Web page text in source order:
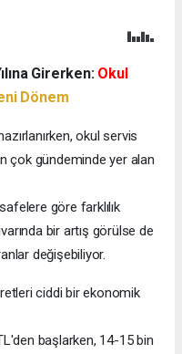
Girerken: Okul
Dönem
okul servis
çok gündeminde yer alan
göre farklılık
bir artış görülse de
değişebiliyor.
ciddi bir ekonomik
başlarken, 14-15 bin